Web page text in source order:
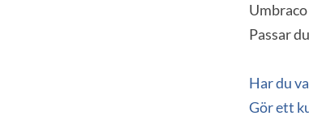
Passar
Har du
Gör ett